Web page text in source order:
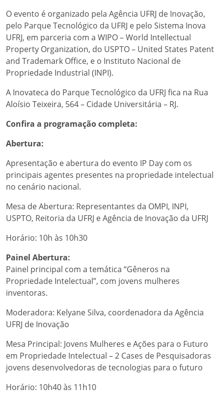
O evento é organizado pela Agência UFRJ de Inovação,
pelo Parque Tecnológico da UFRJ e pelo Sistema Inova
UFRJ, em parceria com a WIPO – World Intellectual
Property Organization, do USPTO – United States Patent
and Trademark Office, e o Instituto Nacional de
Propriedade Industrial (INPI).
A Inovateca do Parque Tecnológico da UFRJ fica na Rua
Aloísio Teixeira, 564 – Cidade Universitária – RJ.
Confira a programação completa:
Abertura:
Apresentação e abertura do evento IP Day com os
principais agentes presentes na propriedade intelectual
no cenário nacional.
Mesa de Abertura: Representantes da OMPI, INPI,
USPTO, Reitoria da UFRJ e Agência de Inovação da UFRJ
Horário: 10h às 10h30
Painel Abertura:
Painel principal com a temática “Gêneros na
Propriedade Intelectual”, com jovens mulheres
inventoras.
Moderadora: Kelyane Silva, coordenadora da Agência
UFRJ de Inovação
Mesa Principal: Jovens Mulheres e Ações para o Futuro
em Propriedade Intelectual – 2 Cases de Pesquisadoras
jovens desenvolvedoras de tecnologias para o futuro
Horário: 10h40 às 11h10